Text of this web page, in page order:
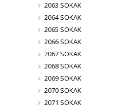
2063 SOKAK
2064 SOKAK
2065 SOKAK
2066 SOKAK
2067 SOKAK
2068 SOKAK
2069 SOKAK
2070 SOKAK
2071 SOKAK